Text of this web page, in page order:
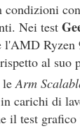
Nei test
l'AMD
al suo
leArm
carichi di
il test